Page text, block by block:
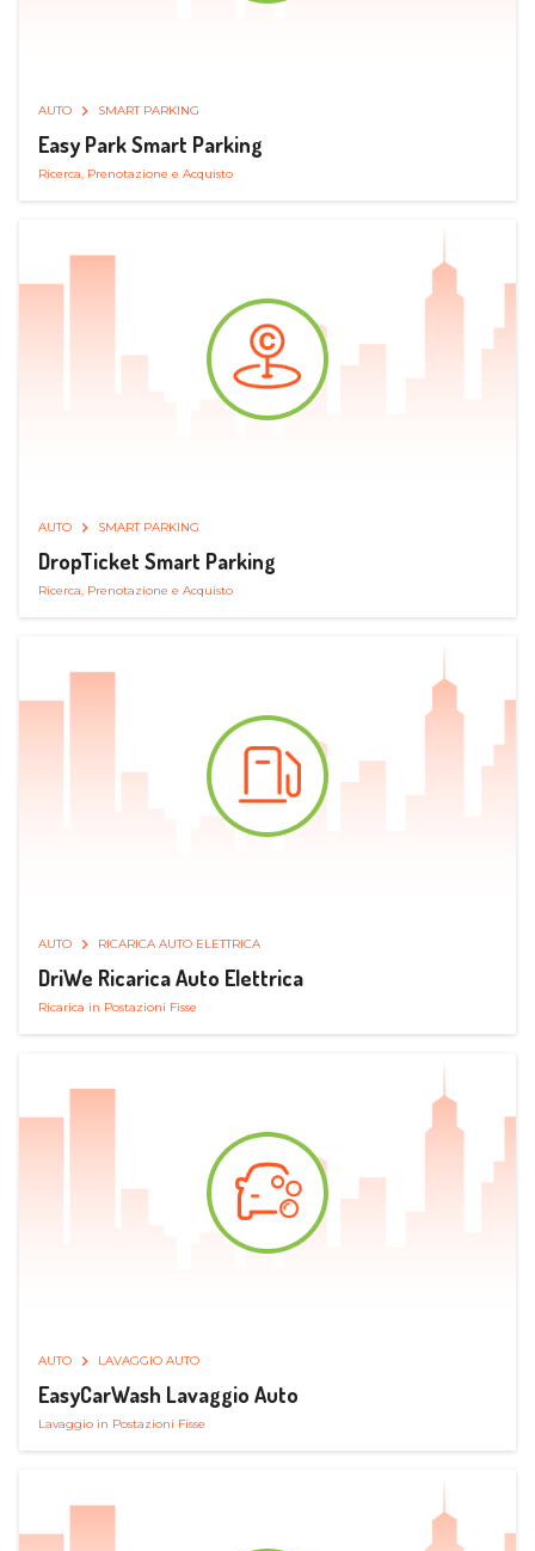
AUTO SMART PARKING
Easy Park Smart Parking
Ricerca, Prenotazione e Acquisto
AUTO SMART PARKING
DropTicket Smart Parking
Ricerca, Prenotazione e Acquisto
AUTO RICARICA AUTO ELETTRICA
DriWe Ricarica Auto Elettrica
Ricarica in Postazioni Fisse
AUTO LAVAGGIO AUTO
EasyCarWash Lavaggio Auto
Lavaggio in Postazioni Fisse